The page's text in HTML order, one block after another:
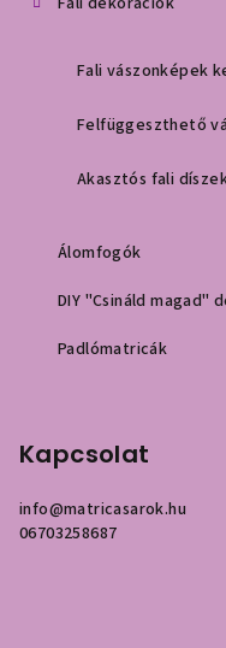
Fali vászonképek
Felfüggeszthető
Akasztós fali
Álomfogók
DIY "Csináld magad"
Padlómatricák
Kapcsolat
info@matricasarok.hu
06703258687